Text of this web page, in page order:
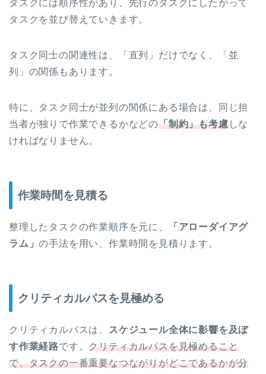
タスクには順序性があり、先行のタスクにしたがって
タスクを並び替えていきます。
タスク同士の関連性は、「直列」だけでなく、「並
列」の関係もあります。
特に、タスク同士が並列の関係にある場合は、同じ担
当者が独りで作業できるかなどの「制約」も考慮しな
ければなりません。
作業時間を見積る
整理したタスクの作業順序を元に、
「アローダイアグ
ラム」の手法を用い、作業時間を見積ります。
クリティカルパスを見極める
クリティカルパスは、
スケジュール全体に影響を及ぼ
す作業経路です。クリティカルパスを見極めること
で、タスクの一番重要なつながりがどこであるかが分